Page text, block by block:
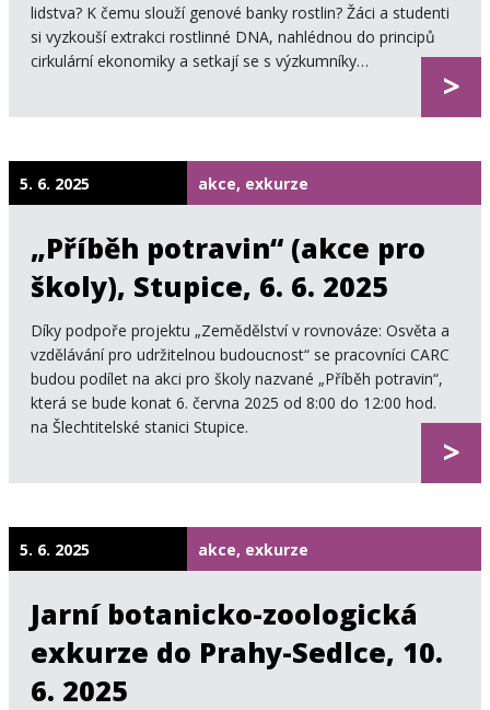
lidstva? K čemu slouží genové banky rostlin? Žáci a studenti
si vyzkouší extrakci rostlinné DNA, nahlédnou do principů
cirkulární ekonomiky a setkají se s výzkumníky…
>
5. 6. 2025 akce, exkurze
„Příběh potravin“ (akce pro
školy), Stupice, 6. 6. 2025
Díky podpoře projektu „Zemědělství v rovnováze: Osvěta a
vzdělávání pro udržitelnou budoucnost“ se pracovníci CARC
budou podílet na akci pro školy nazvané „Příběh potravin“,
která se bude konat 6. června 2025 od 8:00 do 12:00 hod.
na Šlechtitelské stanici Stupice.
>
5. 6. 2025 akce, exkurze
Jarní botanicko-zoologická
exkurze do Prahy-Sedlce, 10.
6. 2025